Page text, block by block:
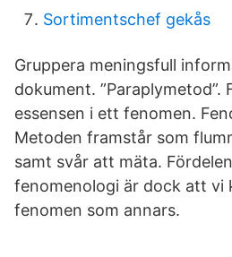
Sortimentschef gekås
Gruppera meningsfull
dokument. ”Paraplymetod”.
essensen i ett fenomen.
Metoden framstår som
samt svår att mäta.
fenomenologi är dock att vi
fenomen som annars.